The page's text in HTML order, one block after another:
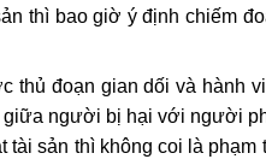
thì bao giờ ý định chiếm
thủ đoạn gian dối và hành
người bị hại với người
tài sản thì không coi là